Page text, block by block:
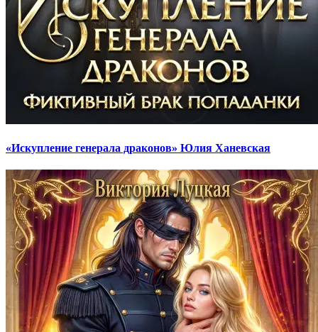
«Искупление генерала драконов» Юлия Ханевская